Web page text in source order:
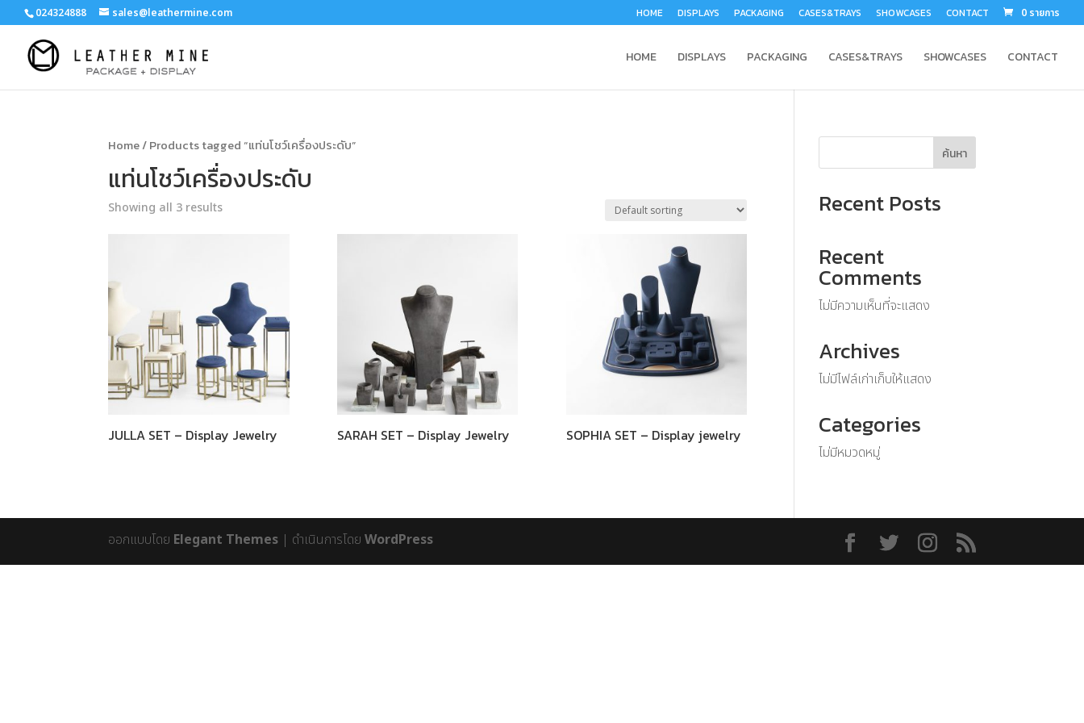
024324888 sales@leathermine.com HOME DISPLAYS PACKAGING CASES&TRAYS SHOWCASES CONTACT 0 รายการ
HOME DISPLAYS PACKAGING CASES&TRAYS SHOWCASES CONTACT
Home/ Products tagged “แท่นโชว์เครื่องประดับ”
แท่นโชว์เครื่องประดับ
Showing all 3 results
JULLA SET – Display Jewelry SARAH SET – Display Jewelry SOPHIA SET – Display jewelry
ค้นหา
Recent Posts
Recent
Comments
ไม่มีความเห็นที่จะแสดง
Archives
ไม่มีไฟล์เก่าเก็บให้แสดง
Categories
ไม่มีหมวดหมู่
ออกแบบโดย Elegant Themes | ดำเนินการโดยWordPress